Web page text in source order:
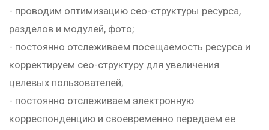
- проводим оптимизацию сео-структуры ресурса,
разделов и модулей, фото;
- постоянно отслеживаем посещаемость ресурса и
корректируем сео-структуру для увеличения
целевых пользователей;
- постоянно отслеживаем электронную
корреспонденцию и своевременно передаем ее